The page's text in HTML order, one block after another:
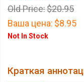
Old Price:$20.95
Ваша цена: $8.95
Not In Stock
Краткая